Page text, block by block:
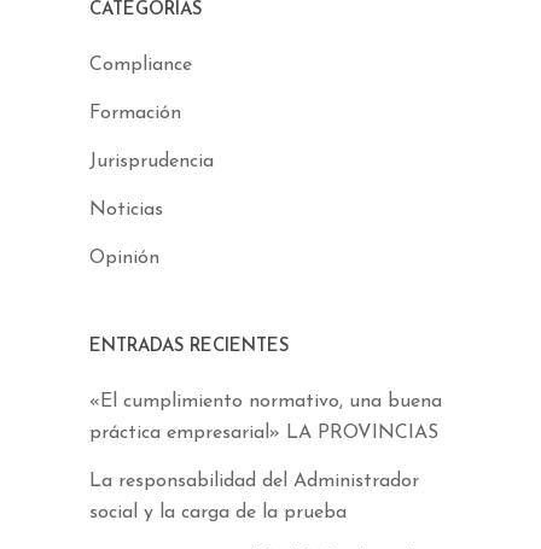
CATEGORÍAS
Compliance
Formación
Jurisprudencia
Noticias
Opinión
ENTRADAS RECIENTES
«El cumplimiento normativo, una buena
práctica empresarial» LA PROVINCIAS
La responsabilidad del Administrador
social y la carga de la prueba